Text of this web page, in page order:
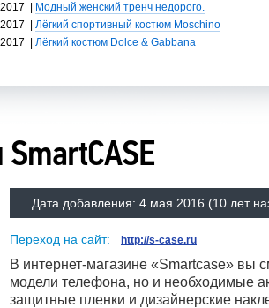
Модный женский тренч недорого.
Лёгкий спортивный костюм Moschino
Лёгкий костюм Dolce & Gabbana
Дата добавления: 4 мая 2016 (10 лет
Переход на сайт: http://s-case.ru
В интернет-магазине «Smartcase» вы
модели телефона, но и необходимые
защитные пленки и дизайнерские